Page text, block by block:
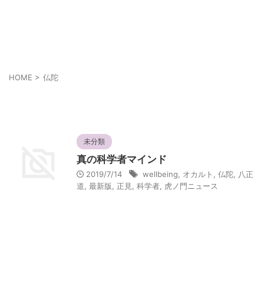
HOME > 仏陀
未分類
真の科学者マインド
2019/7/14 wellbeing オカルト 仏陀
八正
道 最新版 正見 科学者 虎ノ門ニュース